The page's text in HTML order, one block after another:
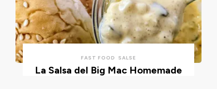
FAST FOOD SALSE
La Salsa del Big Mac Homemade